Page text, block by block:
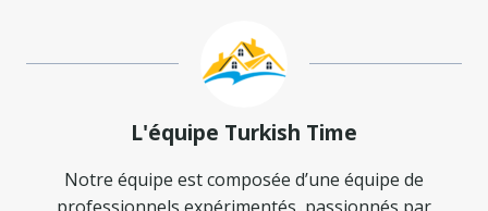
L'équipe Turkish Time
Notre équipe est composée d’une équipe de